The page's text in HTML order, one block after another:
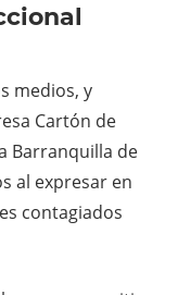
medios, y
Cartón de
Barranquilla de
al expresar en
contagiados